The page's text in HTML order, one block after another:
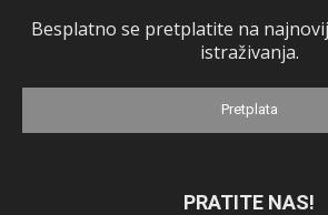
Besplatno se pretplatite na
istraživanja.
Pretplata
PRATITE NAS!